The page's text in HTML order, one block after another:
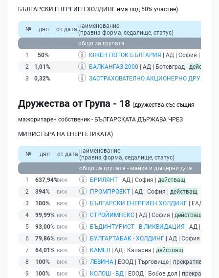
БЪЛГАРСКИ ЕНЕРГИЕН ХОЛДИНГ има под 50% участие)
№ дял от дата наименование
(правна форма, седалище, статус)
общо за групата
1
50% ЮЖЕН ПОТОК БЪЛГАРИЯ | АД | София |
2
1,01% БАЛКАНГАЗ 2000 | АД | Ботевград | действащ
3
0,32% ЗАСТРАХОВАТЕЛНО АКЦИОНЕРНО
Дружества от Група - 18 (дружества със същия
мажоритарен собственик - БЪЛГАРСКАТА ДЪРЖАВА ЧРЕЗ
МИНИСТЪРА НА ЕНЕРГЕТИКАТА)
№ дял от дата наименование
(правна форма, седалище, статус)
общо за групата - майка и дъщерни д-ва
1
637,94% БРИЛЯНТ | АД | София | действащ
2
394% ПРОМПРОЕКТ | АД | София | действащ
3
100% БЪЛГАРСКИ ЕНЕРГИЕН ХОЛДИНГ | ЕАД |
4
99,99% СТРОЙИМПЕКС | АД | София | действащ
5
93,00% БЪДИНТУРИСТ - В ЛИКВИДАЦИЯ
| АД |
6
79,86% БУЛГАРТАБАК - ХОЛДИНГ | АД | София |
7
64,01% КАМЕЛ | АД | Каварна | действащ
8
100% ЛЕВИНА | ЕООД | Търговище | прекратяване
9
100% КОЛОШ - БД | ЕООД | Бобов дол |